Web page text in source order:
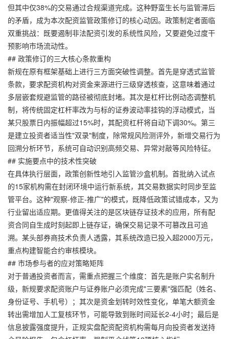
但其中仅38%的交易通过合规渠道完成。这种野蛮生长与监管滞后
的矛盾，成为本次配资监管政策修订的核心动因。政策制定者面临
双重挑战：既要遏制非法配资引发的系统性风险，又要避免过度干
预影响市场流动性。
## 政策修订的三大核心条款重构
新规在原有框架基础上进行三方面突破性调整。首先是穿透式监管
条款，要求配资机构对资金来源进行三级穿透核查，这意味着通过
多层嵌套规避监管的路径被彻底封堵。其次是杠杆比例动态调整机
制，将传统固定杠杆率改为与标的证券波动率挂钩的浮动模式，当
某只股票日内振幅超过15%时，其配资杠杆将自动下调30%。第三
是建立投资者适当性"双录"制度，除常规风险测评外，新增交易行为
回溯分析环节，系统可自动识别高频交易、异常对敲等风险特征。
## 实施要点中的技术性突破
在具体执行层面，政策创新性地引入监管沙盒机制。首批纳入试点
的15家机构需在封闭环境中运行新系统，其交易数据实时同步至监
管平台。这种"观察-修正-推广"的模式，既降低政策试错成本，又为
行业留出适应期。更值得关注的是区块链存证技术的应用，所有配
资合同自生成时刻起即上链存证，确保交易记录不可篡改且可追
溯。某头部券商技术负责人透露，其系统改造已投入超2000万元，
重点构建智能合约审核模块。
## 市场参与者的应对策略矩阵
对于普通投资者而言，需重点把握三个维度：首先是账户实名制升
级，新规要求配资账户与证券账户必须完成"三要素"强匹配（姓名、
身份证号、手机号）；其次是资金划转时效性变化，单笔大额资金
转出需增加人工复核环节，可能导致到账时间延长2-4小时；最后是
信息披露强度提升， 正规实盘配资配资机构需每月向投资者发送持